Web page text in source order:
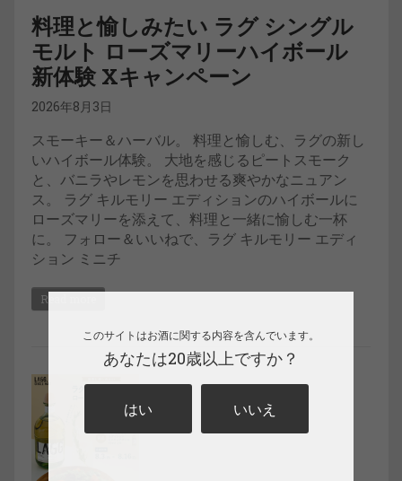
料理と愉しみたい ラグ シングル
モルト ローズマリーハイボール
新体験 Xキャンペーン
2026年8月3日
スモーキー＆ハーバル。 料理と愉しむ、ラグの新し
いハイボール体験。 大地を感じるピートスモーク
と、バニラやレモンを思わせる爽やかなニュアン
ス。 ラグ キルモリー エディションのハイボールに
ローズマリーを添えて、料理と一緒に愉しむ一杯
に。 フォロー＆いいねで、ラグ キルモリー エディ
ション ミニチ
Read more
このサイトはお酒に関する内容を含んでいます。
あなたは20歳以上ですか？
はい いいえ